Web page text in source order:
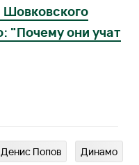
Шовковского
"Почему они учат
Денис Попов Динамо